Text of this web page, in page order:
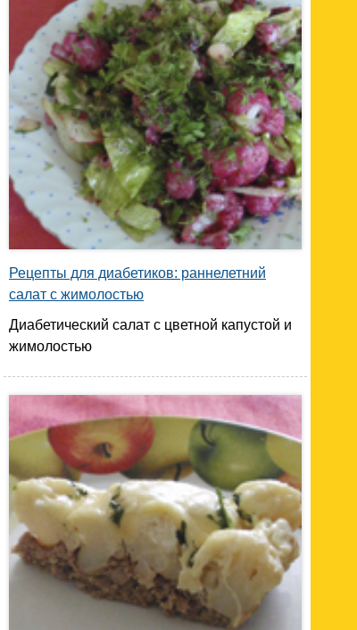
Рецепты для диабетиков: раннелетний
салат с жимолостью
Диабетический салат с цветной капустой и
жимолостью